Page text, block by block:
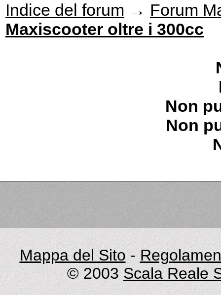
Indice del forum → Forum
Maxiscooter oltre i 300cc
Non
Non
Mappa del Sito -
© 2003 Scala Reale